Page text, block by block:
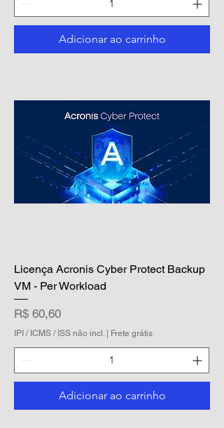
Adicionar ao carrinho
Licença Acronis Cyber Protect Backup
VM - Per Workload
Preço
R$ 60,60
IPI / ICMS / ISS não incl.| Frete grátis
Adicionar ao carrinho